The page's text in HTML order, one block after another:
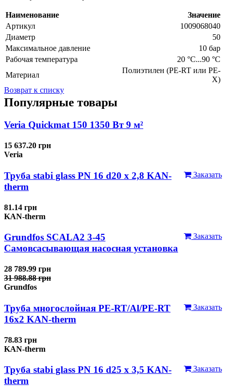
Наименование
Значение
Артикул
1009068040
Диаметр
50
Максимальное давление
10 бар
Рабочая температура
20 °C...90 °C
Материал
Полиэтилен (PE-RT или PE-
X)
Возврат к списку
Популярные товары
Veria Quickmat 150 1350 Вт 9 м²
15 637.20 грн
Veria
Заказать
Труба stabi glass PN 16 d20 х 2,8 KAN-
therm
81.14 грн
KAN-therm
Заказать
Grundfos SCALA2 3-45
Самовсасывающая насосная установка
28 789.99 грн
31 988.88 грн
Grundfos
Заказать
Труба многослойная PE-RT/Al/PE-RT
16x2 KAN-therm
78.83 грн
KAN-therm
Заказать
Труба stabi glass PN 16 d25 х 3,5 KAN-
therm